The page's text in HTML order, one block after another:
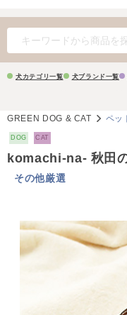
犬カテゴリ一覧 犬ブランド一覧
GREEN DOG & CAT ペッ
DOG CAT
komachi-na- 秋田
その他厳選